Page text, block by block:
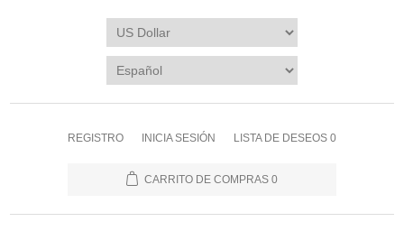
REGISTRO INICIA SESIÓN LISTA DE DESEOS 0
CARRITO DE COMPRAS 0